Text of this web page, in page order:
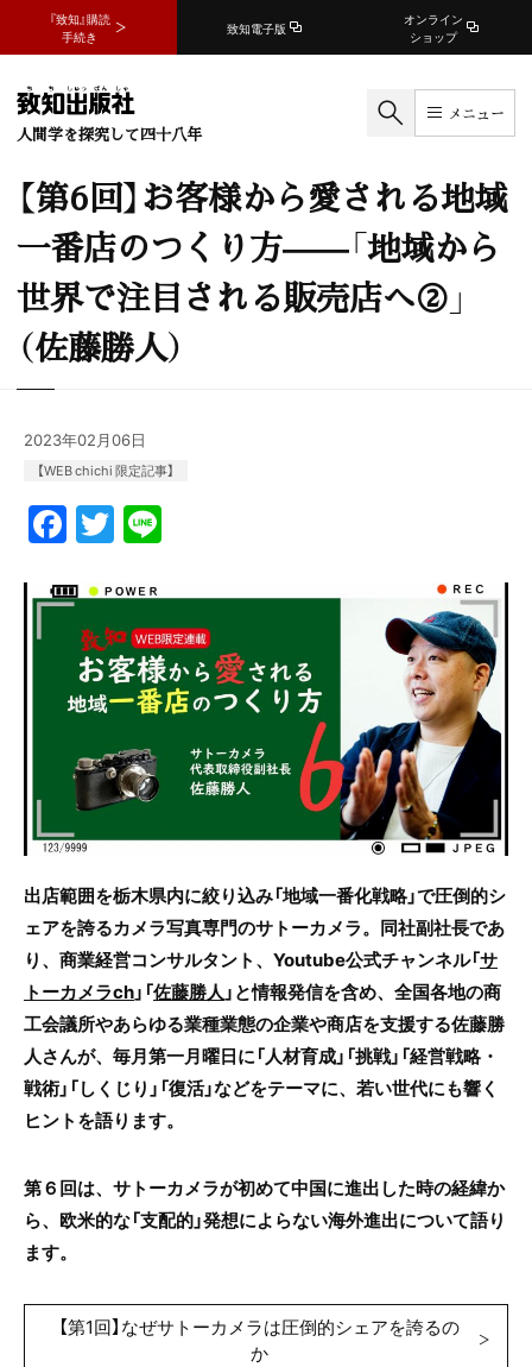
『致知』購読
手続き
致知電子版
オンライン
ショップ
人間学を探究して四十八年
メニュー
【第6回】お客様から愛される地域
一番店のつくり方——「地域から
世界で注目される販売店へ②」
（佐藤勝人）
2023年02月06日
【WEB chichi 限定記事】
F
a
c
e
b
o
o
k
T
w
itt
er
e
出店範囲を栃木県内に絞り込み「地域一番化戦略」で圧倒的シ
ェアを誇るカメラ写真専門のサトーカメラ。同社副社長であ
り、商業経営コンサルタント、Youtube公式チャンネル「サ
トーカメラch」「佐藤勝人」と情報発信を含め、全国各地の商
工会議所やあらゆる業種業態の企業や商店を支援する佐藤勝
人さんが、毎月第一月曜日に「人材育成」「挑戦」「経営戦略・
戦術」「しくじり」「復活」などをテーマに、若い世代にも響く
ヒントを語ります。
第６回は、サトーカメラが初めて中国に進出した時の経緯か
ら、欧米的な「支配的」発想によらない海外進出について語り
ます。
【第1回】なぜサトーカメラは圧倒的シェアを誇るの
か